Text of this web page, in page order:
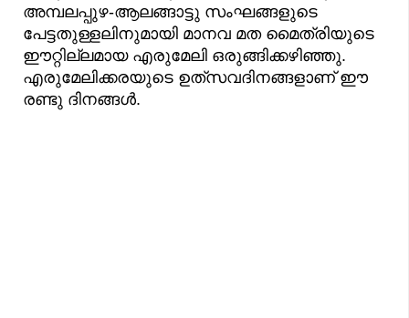
അമ്പലപ്പുഴ-ആലങ്ങാട്ടു സംഘങ്ങളുടെ
പേട്ടതുള്ളലിനുമായി മാനവ മത മൈത്രിയുടെ
ഈറ്റില്ലമായ എരുമേലി ഒരുങ്ങിക്കഴിഞ്ഞു.
എരുമേലിക്കരയുടെ ഉത്‌സവദിനങ്ങളാണ് ഈ
രണ്ടു ദിനങ്ങൾ.